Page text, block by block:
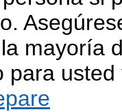
mayoría
para